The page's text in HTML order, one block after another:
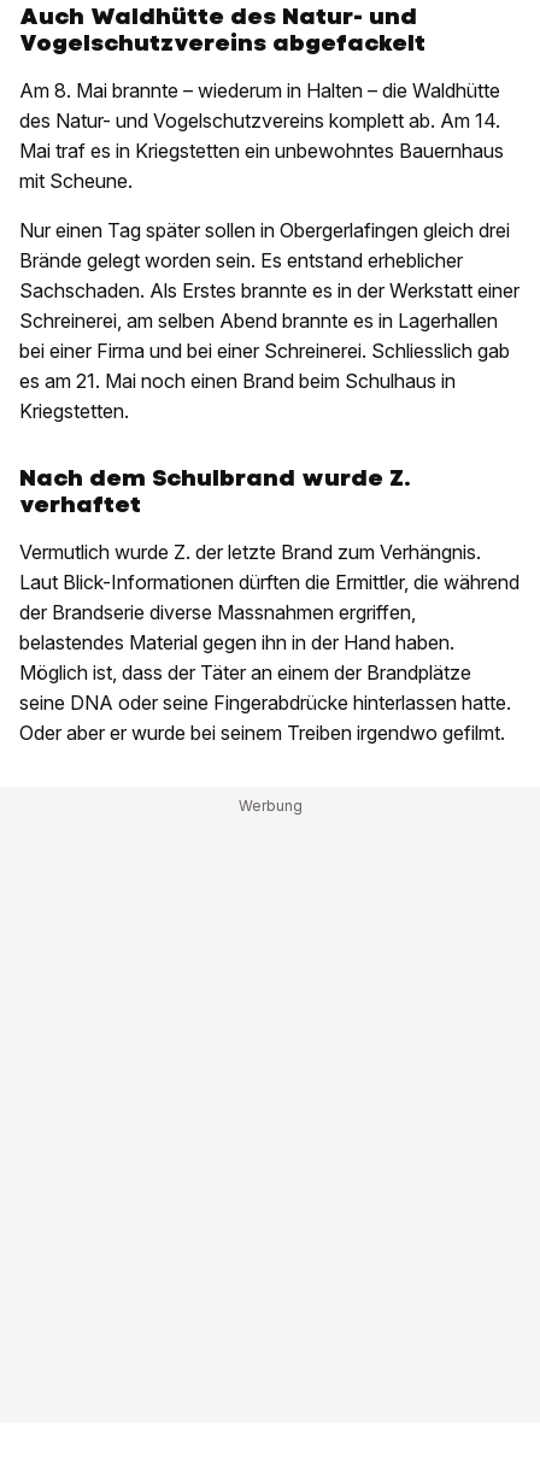
Auch Waldhütte des Natur- und
Vogelschutzvereins abgefackelt
Am 8. Mai brannte – wiederum in Halten – die Waldhütte
des Natur- und Vogelschutzvereins komplett ab. Am 14.
Mai traf es in Kriegstetten ein unbewohntes Bauernhaus
mit Scheune.
Nur einen Tag später sollen in Obergerlafingen gleich drei
Brände gelegt worden sein. Es entstand erheblicher
Sachschaden. Als Erstes brannte es in der Werkstatt einer
Schreinerei, am selben Abend brannte es in Lagerhallen
bei einer Firma und bei einer Schreinerei. Schliesslich gab
es am 21. Mai noch einen Brand beim Schulhaus in
Kriegstetten.
Nach dem Schulbrand wurde Z.
verhaftet
Vermutlich wurde Z. der letzte Brand zum Verhängnis.
Laut Blick-Informationen dürften die Ermittler, die während
der Brandserie diverse Massnahmen ergriffen,
belastendes Material gegen ihn in der Hand haben.
Möglich ist, dass der Täter an einem der Brandplätze
seine DNA oder seine Fingerabdrücke hinterlassen hatte.
Oder aber er wurde bei seinem Treiben irgendwo gefilmt.